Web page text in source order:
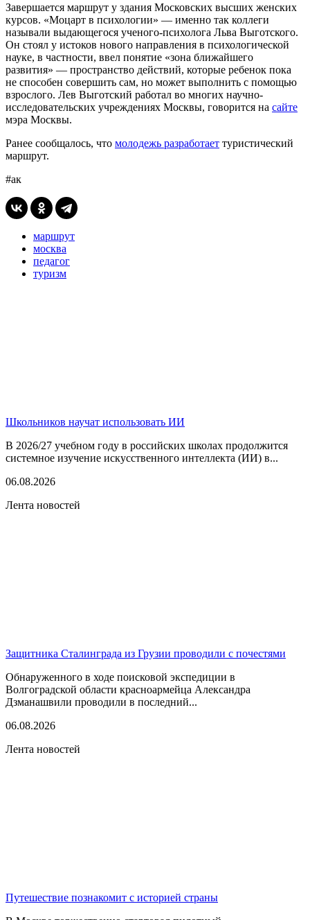
Завершается маршрут у здания Московских высших женских
курсов. «Моцарт в психологии» — именно так коллеги
называли выдающегося ученого-психолога Льва Выготского.
Он стоял у истоков нового направления в психологической
науке, в частности, ввел понятие «зона ближайшего
развития» — пространство действий, которые ребенок пока
не способен совершить сам, но может выполнить с помощью
взрослого. Лев Выготский работал во многих научно-
исследовательских учреждениях Москвы, говорится на сайте
мэра Москвы.
Ранее сообщалось, что молодежь разработает туристический
маршрут.
#ак
маршрут
москва
педагог
туризм
Школьников научат использовать ИИ
В 2026/27 учебном году в российских школах продолжится
системное изучение искусственного интеллекта (ИИ) в...
06.08.2026
Лента новостей
Защитника Сталинграда из Грузии проводили с почестями
Обнаруженного в ходе поисковой экспедиции в
Волгоградской области красноармейца Александра
Дзманашвили проводили в последний...
06.08.2026
Лента новостей
Путешествие познакомит с историей страны